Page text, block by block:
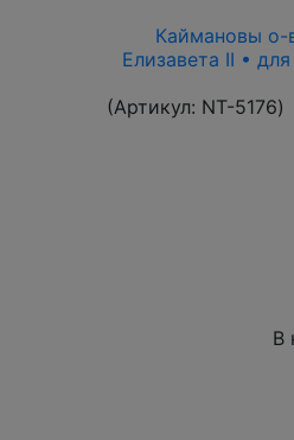
Каймановы о-
Елизавета II •
(Артикул: NT-5176)
В